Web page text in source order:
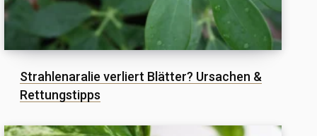
Strahlenaralie verliert Blätter? Ursachen &
Rettungstipps